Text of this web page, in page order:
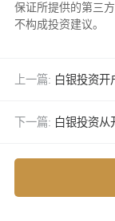
保证所提供的第三
不构成投资建议。
上一篇: 白银投资开
下一篇: 白银投资从